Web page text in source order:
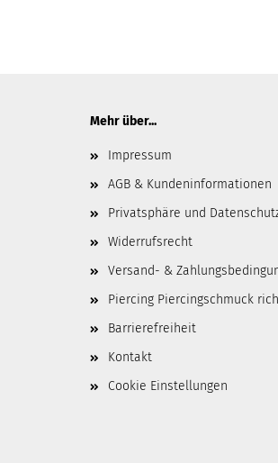
Mehr über...
Impressum
AGB & Kundeninformationen
Privatsphäre und
Widerrufsrecht
Versand- &
Piercing Piercingschmuck
Barrierefreiheit
Kontakt
Cookie Einstellungen